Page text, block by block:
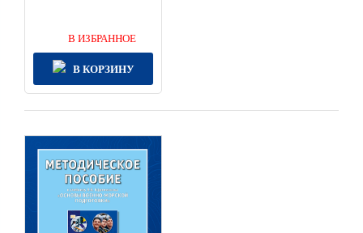
В ИЗБРАННОЕ
В КОРЗИНУ